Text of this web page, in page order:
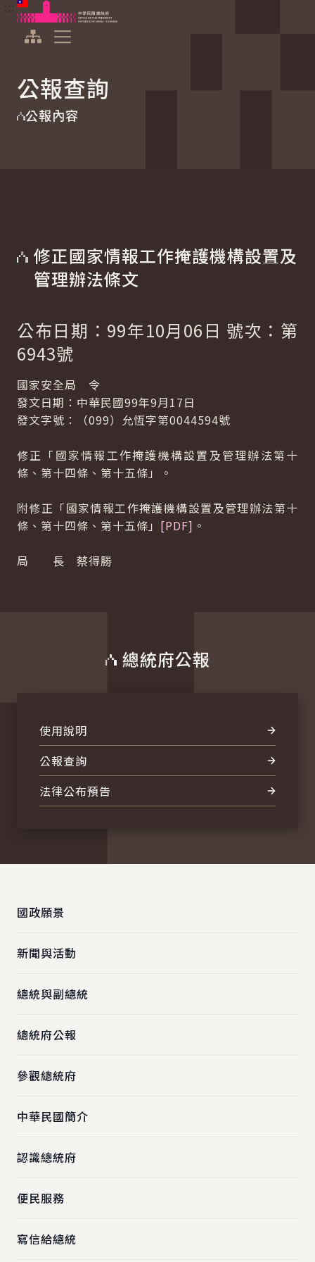
跳到主要內容
中華民國總統府
公報查詢
公報內容
修正國家情報工作掩護機構設置及
管理辦法條文
公布日期：99年10月06日 號次：第
6943號
國家安全局 令
發文日期：中華民國99年9月17日
發文字號：（099）允恆字第0044594號
修正「國家情報工作掩護機構設置及管理辦法第十
條、第十四條、第十五條」。
附修正「國家情報工作掩護機構設置及管理辦法第十
條、第十四條、第十五條」 [PDF] 。
局 長 蔡得勝
總統府公報
使用說明
公報查詢
法律公布預告
國政願景
新聞與活動
總統與副總統
總統府公報
參觀總統府
中華民國簡介
認識總統府
便民服務
寫信給總統